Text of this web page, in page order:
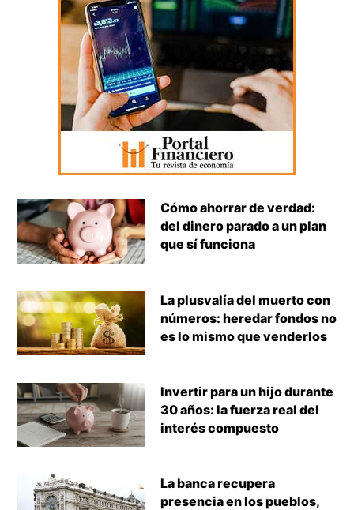
Cómo ahorrar de verdad:
del dinero parado a un plan
que sí funciona
La plusvalía del muerto con
números: heredar fondos no
es lo mismo que venderlos
Invertir para un hijo durante
30 años: la fuerza real del
interés compuesto
La banca recupera
presencia en los pueblos,